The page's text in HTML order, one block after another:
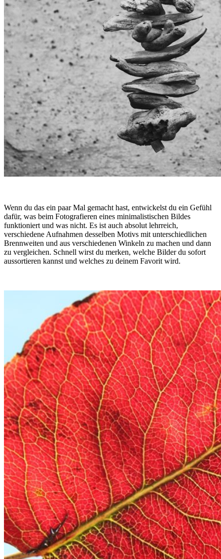
Wenn du das ein paar Mal gemacht hast, entwickelst du ein Gefühl
dafür, was beim Fotografieren eines minimalistischen Bildes
funktioniert und was nicht. Es ist auch absolut lehrreich,
verschiedene Aufnahmen desselben Motivs mit unterschiedlichen
Brennweiten und aus verschiedenen Winkeln zu machen und dann
zu vergleichen. Schnell wirst du merken, welche Bilder du sofort
aussortieren kannst und welches zu deinem Favorit wird.